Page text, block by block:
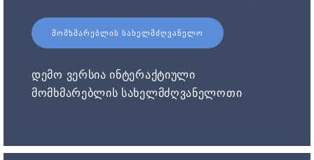
ᲛᲝᲛᲮᲛᲐᲠᲔᲑᲚᲘᲡ ᲡᲐᲮᲔᲚᲛᲫᲦᲕᲐᲜᲔᲚᲝ
დემო ვერსია ინტერაქტიული
მომხმარებლის სახელმძღვანელოთი